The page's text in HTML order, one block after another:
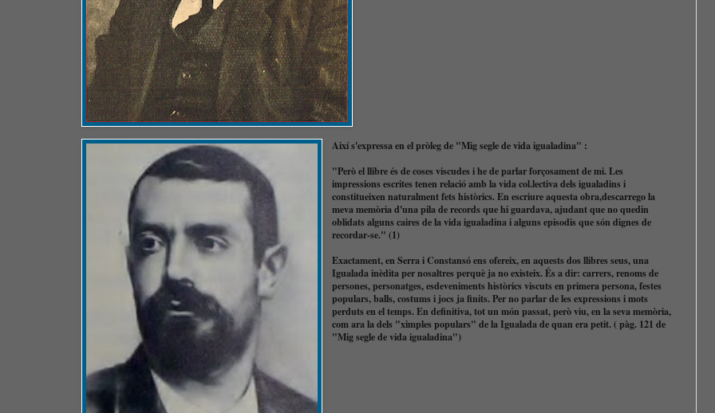
Així s'expressa en el pròleg de "Mig segle de vida igualadina" :
"Però el llibre és de coses viscudes i he de parlar forçosament de mi. Les
impressions escrites tenen relació amb la vida col.lectiva dels igualadins i
constitueixen naturalment fets històrics. En escriure aquesta obra,descarrego la
meva memòria d'una pila de records que hi guardava, ajudant que no quedin
oblidats alguns caires de la vida igualadina i alguns episodis que són dignes de
recordar-se." (1)
Exactament, en Serra i Constansó ens ofereix, en aquests dos llibres seus, una
Igualada inèdita per nosaltres perquè ja no existeix. És a dir: carrers, renoms de
persones, personatges, esdeveniments històrics viscuts en primera persona, festes
populars, balls, costums i jocs ja finits. Per no parlar de les expressions i mots
perduts en el temps. En definitiva, tot un món passat, però viu, en la seva memòria,
com ara la dels "ximples populars" de la Igualada de quan era petit. ( pàg. 121 de
"Mig segle de vida igualadina")